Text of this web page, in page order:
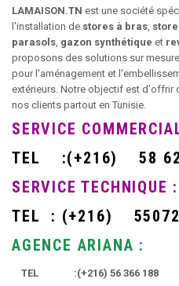
LAMAISON.TN est une société
l'installation de stores à bras,
parasols, gazon synthétique et
proposons des solutions sur
pour l'aménagement et
extérieurs. Notre objectif est d'offrir
nos clients partout en Tunisie.
SERVICE
TEL
:(+216)
58
SERVICE TECHNIQUE :
TEL : (+216)
AGENCE ARIANA :
TEL :(+216) 56 366 188